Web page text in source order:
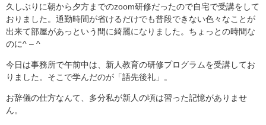
久しぶりに朝から夕方までのzoom研修だったので自宅で受講をして
おりました。通勤時間が省けるだけでも普段できない色々なことが
出来て部屋があっという間に綺麗になりました。ちょっとの時間な
のに^ – ^
今日は事務所で午前中は、新人教育の研修プログラムを受講してお
りました。そこで学んだのが「語先後礼」。
お辞儀の仕方なんて、多分私が新人の頃は習った記憶がありませ
ん。